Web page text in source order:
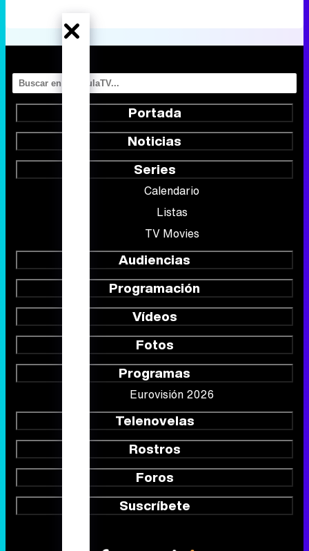
Portada
Noticias
Series
Calendario
Listas
TV Movies
Audiencias
Programación
Vídeos
Fotos
Programas
Eurovisión 2026
Telenovelas
Rostros
Foros
Suscríbete